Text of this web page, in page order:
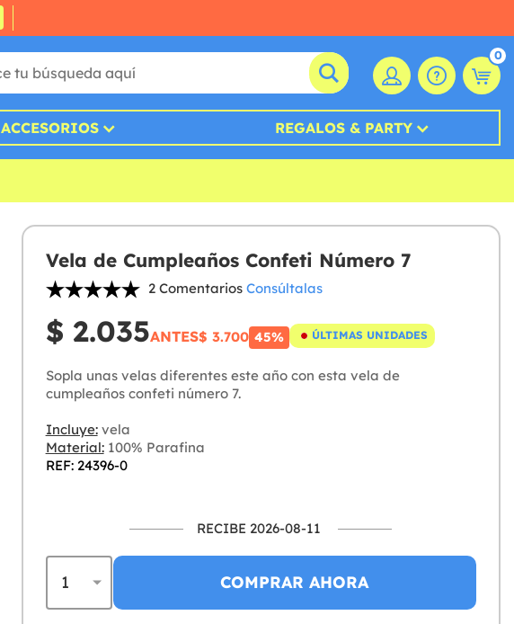
0
ACCESORIOS REGALOS & PARTY
Vela de Cumpleaños Confeti Número 7
2 Comentarios Consúltalas
$ 2.035ANTES$ 3.700 45% ÚLTIMAS UNIDADES
Sopla unas velas diferentes este año con esta vela de
cumpleaños confeti número 7.
Incluye:vela
Material:100% Parafina
REF: 24396-0
RECIBE 2026-08-11
COMPRAR AHORA